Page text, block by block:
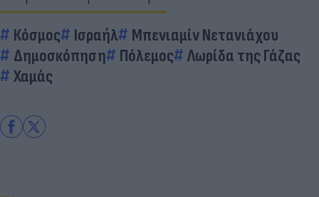
Κόσμος Ισραήλ
Μπενιαμίν Νετανιάχου
Δημοσκόπηση
Πόλεμος
Λωρίδα της Γάζας
Χαμάς